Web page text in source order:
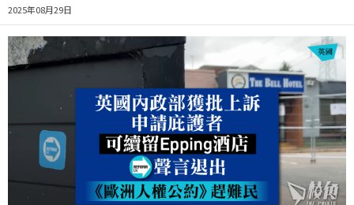
2025年08月29日